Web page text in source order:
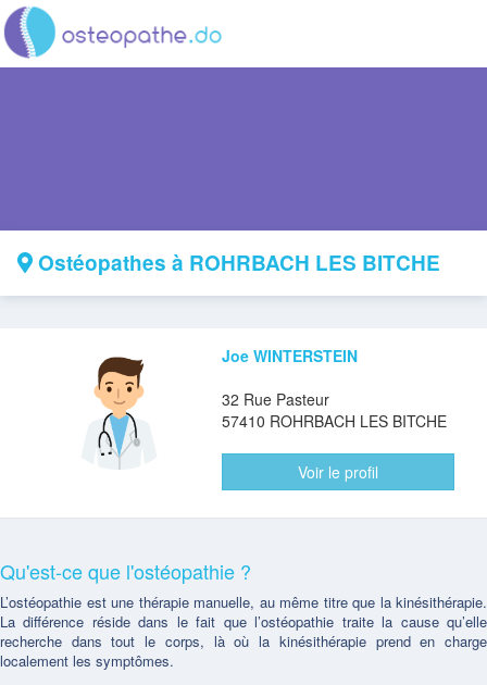
Ostéopathes à ROHRBACH LES BITCHE
Joe WINTERSTEIN
32 Rue Pasteur
57410 ROHRBACH LES BITCHE
Voir le profil
Qu'est-ce que l'ostéopathie ?
L’ostéopathie est une thérapie manuelle, au même titre que la kinésithérapie.
La différence réside dans le fait que l’ostéopathie traite la cause qu’elle
recherche dans tout le corps, là où la kinésithérapie prend en charge
localement les symptômes.